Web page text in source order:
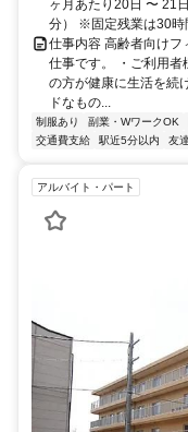
ヶ月あたり20日 〜 21
分） ※固定残業は30時
仕事内容 高齢者向けフ
仕事です。 ・ご利用者
の方が健康に生活を続
ドなもの...
制服あり 副業・WワークOK
交通費支給
駅近5分以内 友
アルバイト・パート